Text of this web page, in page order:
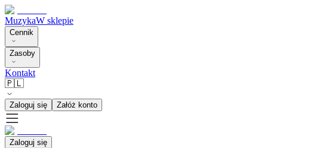
MuzykaW sklepie
Cennik
Zasoby
Kontakt
🇵🇱
Zaloguj się Załóż konto
Zaloguj się